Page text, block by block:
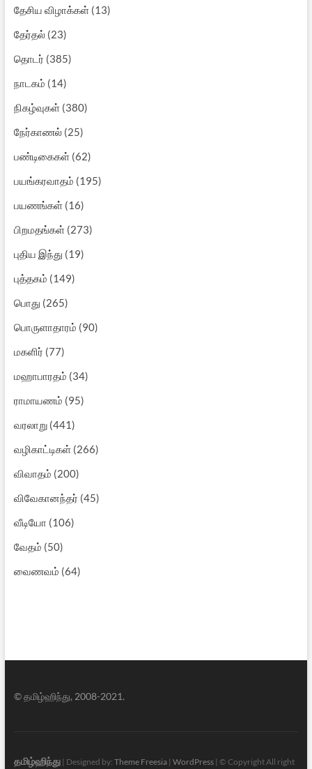
தேசிய விழாக்கள்(13)
தேர்தல்(23)
தொடர் (385)
நாடகம் (14)
நிகழ்வுகள்(380)
நேர்காணல்(25)
பண்டிகைகள்(62)
பயங்கரவாதம் (195)
பயணங்கள்(16)
பிறமதங்கள்(273)
புதிய இந்து (19)
புத்தகம் (149)
பொது (265)
பொருளாதாரம் (90)
மகளிர் (77)
மஹாபாரதம் (34)
ராமாயணம் (95)
வரலாறு(441)
வழிகாட்டிகள்(266)
விவாதம் (200)
விவேகானந்தர் (45)
வீடியோ (106)
வேதம் (50)
வைணவம் (64)
© தமிழ்ஹிந்து, 2008-2021.
தமிழ்ஹிந்து| Designed by: Theme Freesia| WordPress| © Copyright All right